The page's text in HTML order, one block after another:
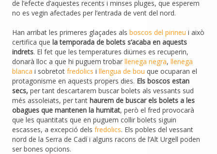
de l’efecte d’aquestes recents i minses pluges, que esperem
no es vegin afectades per l’entrada de vent del nord.
Han arribat les primeres glaçades als boscos del pirineu i això
certifica que la temporada de bolets s’acaba en aquests
indrets. El fet que les temperatures diürnes es recuperin,
donarà lloc a que hi puguem trobar llenega negra, llenega
blanca i sobretot fredolics i llengua de bou que ocuparan el
protagonisme en aquests propers dies. Els boscos estan
secs, per tant descartarem buscar bolets als vessants sud
més assoleiats, per tant haurem de buscar els bolets a les
obagues que mantenen la humitat, però el fred provocarà
que les quantitats que en puguem collir bolets siguin
escasses, a excepció dels fredolics. Els pobles del vessant
nord de la Serra de Cadí i alguns racons de l’Alt Urgell poden
ser bones opcions.